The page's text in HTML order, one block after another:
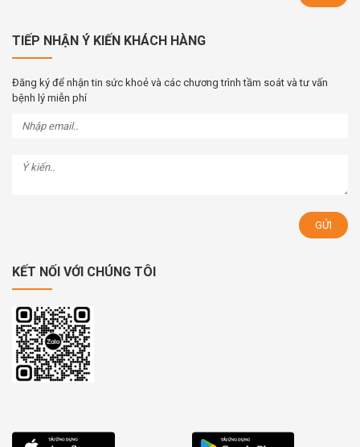
TIẾP NHẬN Ý KIẾN KHÁCH HÀNG
Đăng ký để nhận tin sức khoẻ và các chương trình tầm soát và tư vấn
bệnh lý miễn phí
KẾT NỐI VỚI CHÚNG TÔI